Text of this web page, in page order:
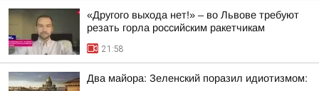
«Другого выхода нет!» – во Львове требуют
резать горла российским ракетчикам
21:58
Два майора: Зеленский поразил идиотизмом: